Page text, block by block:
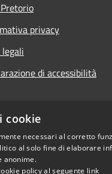
privacy
di accessibilità
cookie
necessari al corretto
al solo fine di elaborare
anonime.
policy al seguente link